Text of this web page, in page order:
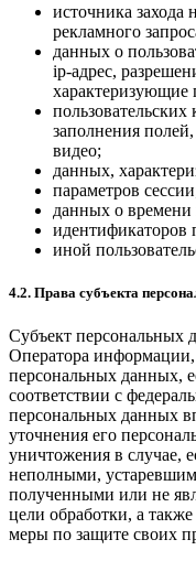
источника
рекламного
данных о
ip-адрес,
характеризующие
заполнения
видео;
данных,
параметров
данных о времени
идентификаторов
иной
4.2. Права субъекта
Субъект персональных
Оператора
персональных данных,
соответствии с
персональных данных
уточнения его
уничтожения в случае,
неполными,
полученными или не
цели обработки, а
меры по защите своих